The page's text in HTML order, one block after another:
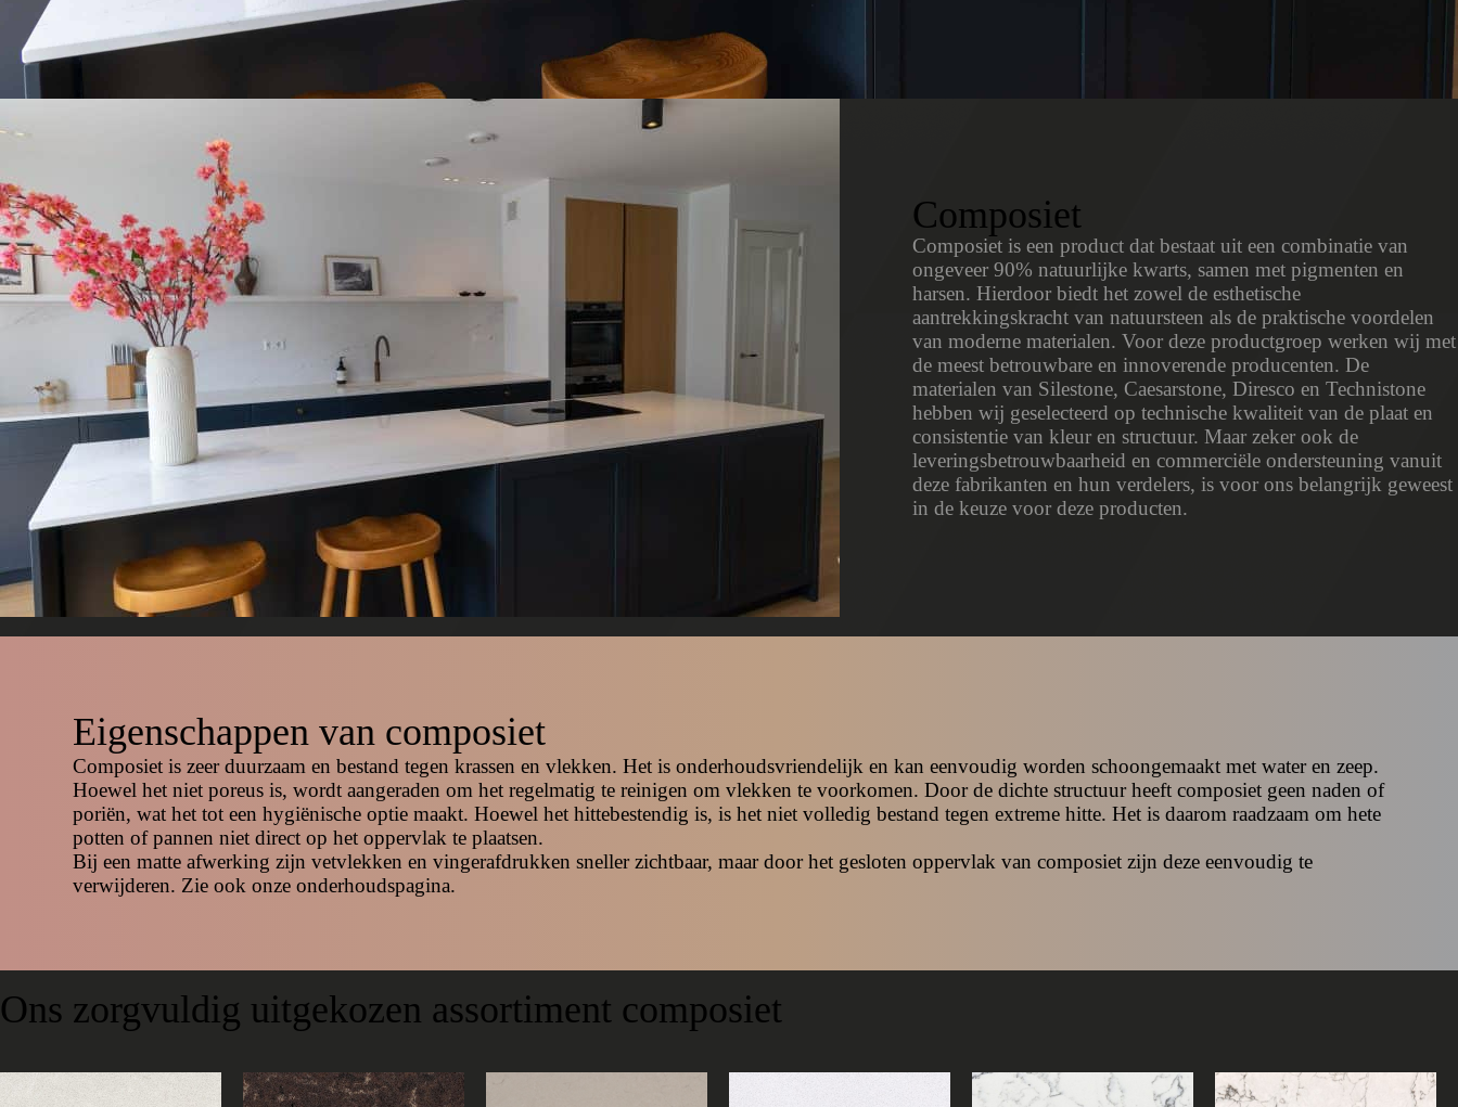
Composiet
Composiet is een product dat bestaat uit een combinatie van
ongeveer 90% natuurlijke kwarts, samen met pigmenten en
harsen. Hierdoor biedt het zowel de esthetische
aantrekkingskracht van natuursteen als de praktische voordelen
van moderne materialen. Voor deze productgroep werken wij met
de meest betrouwbare en innoverende producenten. De
materialen van Silestone, Caesarstone, Diresco en Technistone
hebben wij geselecteerd op technische kwaliteit van de plaat en
consistentie van kleur en structuur. Maar zeker ook de
leveringsbetrouwbaarheid en commerciële ondersteuning vanuit
deze fabrikanten en hun verdelers, is voor ons belangrijk geweest
in de keuze voor deze producten.
Eigenschappen van composiet
Composiet is zeer duurzaam en bestand tegen krassen en vlekken. Het is onderhoudsvriendelijk en kan eenvoudig worden schoongemaakt met water en zeep.
Hoewel het niet poreus is, wordt aangeraden om het regelmatig te reinigen om vlekken te voorkomen. Door de dichte structuur heeft composiet geen naden of
poriën, wat het tot een hygiënische optie maakt. Hoewel het hittebestendig is, is het niet volledig bestand tegen extreme hitte. Het is daarom raadzaam om hete
potten of pannen niet direct op het oppervlak te plaatsen.
Bij een matte afwerking zijn vetvlekken en vingerafdrukken sneller zichtbaar, maar door het gesloten oppervlak van composiet zijn deze eenvoudig te
verwijderen. Zie ook onze onderhoudspagina.
Ons zorgvuldig uitgekozen assortiment composiet